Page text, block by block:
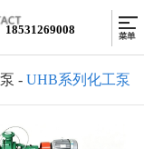
18531269008
- UHB系列化工泵